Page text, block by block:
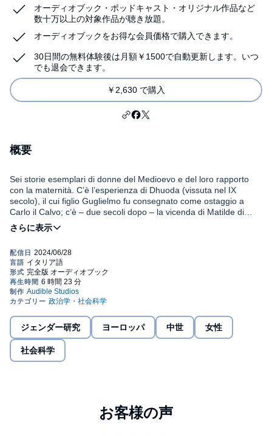
オーディオブック・ポッドキャスト・オリジナル作品など
数十万以上の対象作品が聴き放題。
オーディオブックをお得な会員価格で購入できます。
30日間の無料体験後は月額￥1500で自動更新します。いつ
でも退会できます。
￥2,630 で購入
概要
Sei storie esemplari di donne del Medioevo e del loro rapporto
con la maternità. C’è l’esperienza di Dhuoda (vissuta nel IX
secolo), il cui figlio Guglielmo fu consegnato come ostaggio a
Carlo il Calvo; c’è – due secoli dopo – la vicenda di Matilde di
Canossa, donna potentissima ma delusa nelle sue aspettative di
maternità. C’è l’esempio di Caterina da Siena, che pur non
Christine de Pizan, impegnata nell’ultimo scorcio di Medioevo a
destreggiarsi tra i figli e la carriera. Ancora, c’è Margherita Datini,
che cresce come fosse sua figlia una bambina che il marito ha
avuto da una schiava; c’è infine Alessandra Macinghi Strozzi,
vedova di un esule, che fa da madre e padre ai suoi 5 figli.
donne del passato: scopriamo figure di madri oltre la retorica che
le relega a un ruolo angusto, incontriamo autentiche madri anche
oltre l’effettiva esperienza biologica, osserviamo donne in azione
oltre la sfera domestica, protagoniste oltre i limiti imposti dal
tempo in cui vissero al loro genere. Insomma, madri e donne che
©2021 Laterza (P)2024 Audible GmbH
ジェンダー研究 ヨーロッパ 中世 女性
社会科学